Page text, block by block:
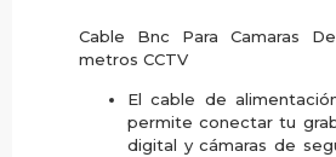
Cable Bnc Para Camaras
metros CCTV
El cable de
permite conectar tu
digital y cámaras de